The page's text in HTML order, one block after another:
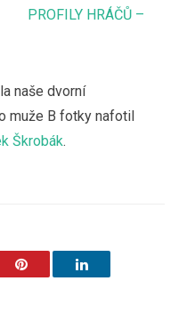
PROFILY HRÁČŮ –
naše dvorní
muže B fotky nafotil
Škrobák.
Pinterest LinkedIn